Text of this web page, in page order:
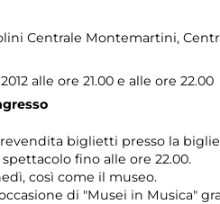
Centrale Montemartini,
alle ore 21.00 e alle ore 22.00
biglietti presso la
fino alle ore 22.00.
così come il museo.
di "Musei in Musica"